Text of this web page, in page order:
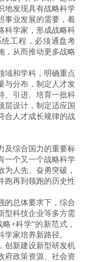
地发现具有战略科学
事业发展的需要，着
科学家，形成战略科
工程，必须通盘考
，从而推动更多战略
域和学科，明确重点
与分布，制定人才发
、引进、培育一批科
层设计，制定适应国
合人才成长规律的战
及综合国力的重要标
一个又一个战略科学
人先、奋勇突破，
跑再到领跑的历史性
的总体要求下，综合
型科技企业等多方需
+科学”的新范式，
家培养新路径。
创新建设新型研发机
府政策资源、社会资